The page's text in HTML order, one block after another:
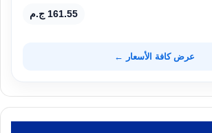
161.55 ج.م
عرض كافة الأسعار ←